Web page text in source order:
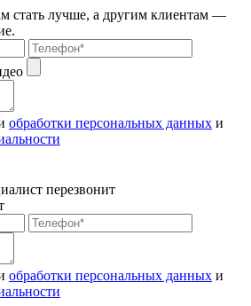
стать лучше, а другим клиентам —
обработки персональных данных и
перезвонит
обработки персональных данных и